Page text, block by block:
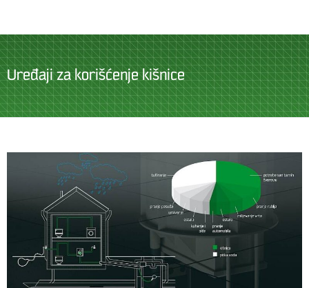
Uređaji za korišćenje kišnice